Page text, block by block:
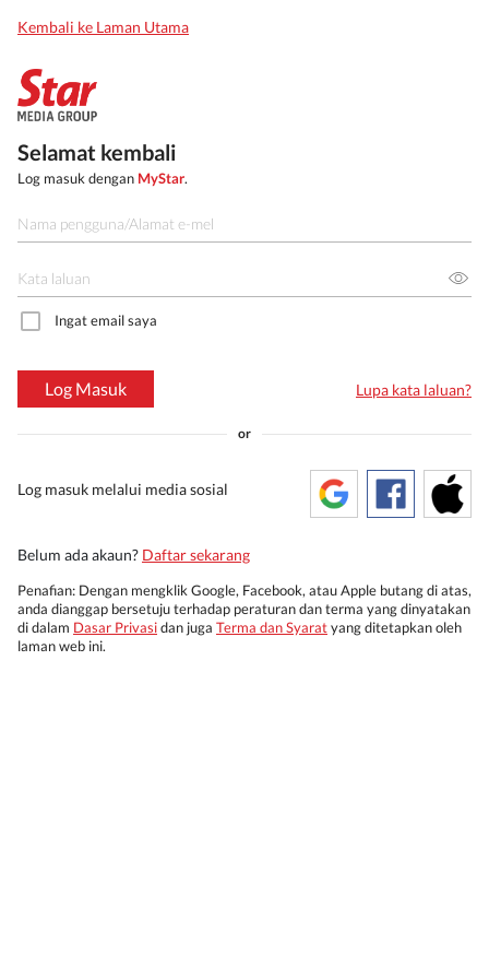
Kembali ke Laman Utama
Selamat kembali
Log masuk dengan MyStar.
Ingat email saya
Log Masuk Lupa kata laluan?
or
Log masuk melalui media sosial
Belum ada akaun? Daftar sekarang
Penafian: Dengan mengklik Google, Facebook, atau Apple butang di atas,
anda dianggap bersetuju terhadap peraturan dan terma yang dinyatakan
di dalam Dasar Privasidan juga Terma dan Syaratyang ditetapkan oleh
laman web ini.